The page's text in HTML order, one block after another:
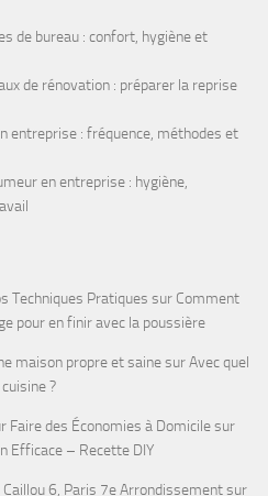
de bureau : confort, hygiène et
de rénovation : préparer la reprise
entreprise : fréquence, méthodes et
en entreprise : hygiène,
Techniques Pratiques sur Comment
pour en finir avec la poussière
maison propre et sainesurAvec quel
?
Faire des Économies à Domicilesur
Efficace – Recette DIY
6, Paris 7e Arrondissementsur